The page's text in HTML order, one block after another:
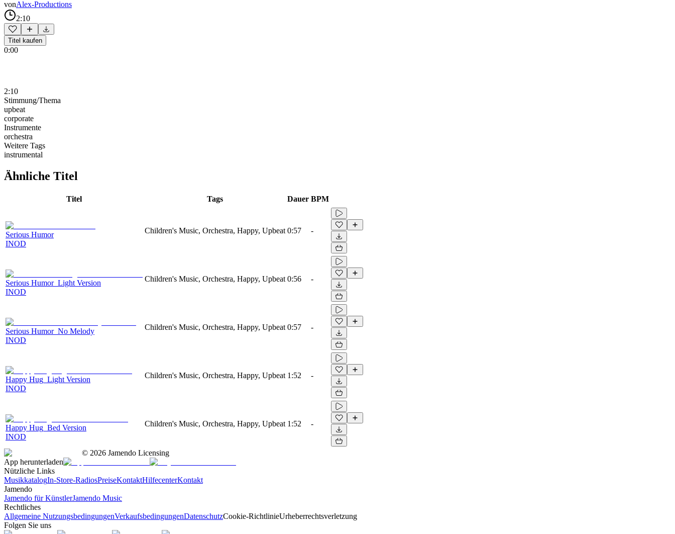
vonAlex-Productions
2:10
Titel kaufen
0:00
2:10
Stimmung/Thema
upbeat
corporate
Instrumente
orchestra
Weitere Tags
instrumental
Ähnliche Titel
Titel Tags Dauer BPM
Serious Humor
INOD
Children's Music, Orchestra, Happy, Upbeat 0:57 -
Serious Humor_Light Version
INOD
Children's Music, Orchestra, Happy, Upbeat 0:56 -
Serious Humor_No Melody
INOD
Children's Music, Orchestra, Happy, Upbeat 0:57 -
Happy Hug_Light Version
INOD
Children's Music, Orchestra, Happy, Upbeat 1:52 -
Happy Hug_Bed Version
INOD
Children's Music, Orchestra, Happy, Upbeat 1:52 -
© 2026 Jamendo Licensing
App herunterladen
Nützliche Links
MusikkatalogIn-Store-RadiosPreiseKontaktHilfecenterKontakt
Jamendo
Jamendo für KünstlerJamendo Music
Rechtliches
Allgemeine NutzungsbedingungenVerkaufsbedingungenDatenschutzCookie-RichtlinieUrheberrechtsverletzung
Folgen Sie uns